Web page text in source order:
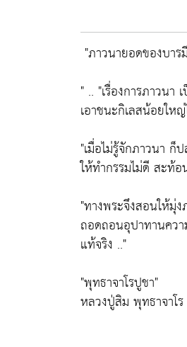
"ภาวนายอดของบาร
" .. "เรื่องการภาวนา
เอาชนะกิเลสน้อยให
"เมื่อไม่รู้จักภาวนา ก็
ให้ทำกรรมไม่ดี สะท้
"ทางพระจึงสอนให้มุ่
ถอดถอนอุปาทานคว
แท้จริง .."
"พุทธาจาโรปูชา"
หลวงปู่สิม พุทธาจาโร